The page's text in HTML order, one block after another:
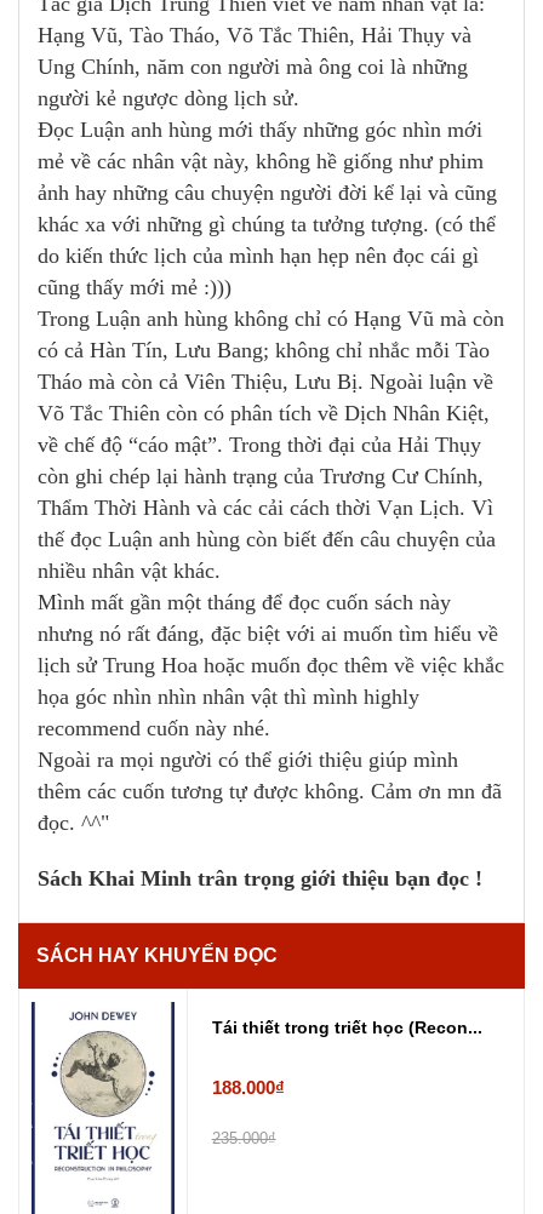
Hạng Vũ, Tào Tháo, Võ Tắc Thiên, Hải Thụy và
Ung Chính, năm con người mà ông coi là những
người kẻ ngược dòng lịch sử.
Đọc Luận anh hùng mới thấy những góc nhìn mới
mẻ về các nhân vật này, không hề giống như phim
ảnh hay những câu chuyện người đời kể lại và cũng
khác xa với những gì chúng ta tưởng tượng. (có thể
do kiến thức lịch của mình hạn hẹp nên đọc cái gì
cũng thấy mới mẻ :)))
Trong Luận anh hùng không chỉ có Hạng Vũ mà còn
có cả Hàn Tín, Lưu Bang; không chỉ nhắc mỗi Tào
Tháo mà còn cả Viên Thiệu, Lưu Bị. Ngoài luận về
Võ Tắc Thiên còn có phân tích về Dịch Nhân Kiệt,
về chế độ “cáo mật”. Trong thời đại của Hải Thụy
còn ghi chép lại hành trạng của Trương Cư Chính,
Thẩm Thời Hành và các cải cách thời Vạn Lịch. Vì
thế đọc Luận anh hùng còn biết đến câu chuyện của
nhiều nhân vật khác.
Mình mất gần một tháng để đọc cuốn sách này
nhưng nó rất đáng, đặc biệt với ai muốn tìm hiểu về
lịch sử Trung Hoa hoặc muốn đọc thêm về việc khắc
họa góc nhìn nhìn nhân vật thì mình highly
recommend cuốn này nhé.
Ngoài ra mọi người có thể giới thiệu giúp mình
thêm các cuốn tương tự được không. Cảm ơn mn đã
đọc. ^^"
Sách Khai Minh trân trọng giới thiệu bạn đọc !
SÁCH HAY KHUYẾN ĐỌC
Tái thiết trong triết học (Recon...
188.000₫
235.000₫